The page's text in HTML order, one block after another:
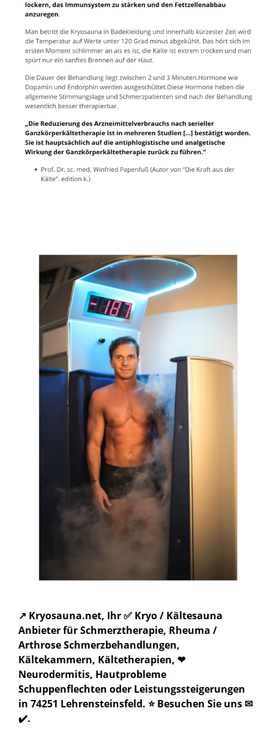
↗️ Kryosauna.net, Ihr ✅ Kryo / Kältesauna
Anbieter für Schmerztherapie, Rheuma /
Arthrose Schmerzbehandlungen,
Kältekammern, Kältetherapien, ❤
Neurodermitis, Hautprobleme
Schuppenflechten oder Leistungssteigerungen
in 74251 Lehrensteinsfeld. ⭐ Besuchen Sie uns ✉
✔️.